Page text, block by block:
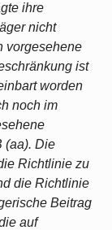
ihre
nicht
vorgesehene
ist
worden
noch im
(aa). Die
Richtlinie zu
die Richtlinie
Beitrag
auf